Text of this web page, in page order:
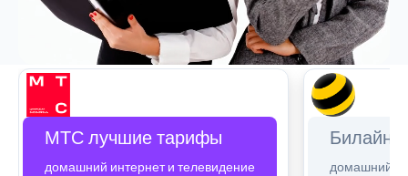
МТС лучшие тарифы
домашний интернет и телевидение
Билайн
домашний